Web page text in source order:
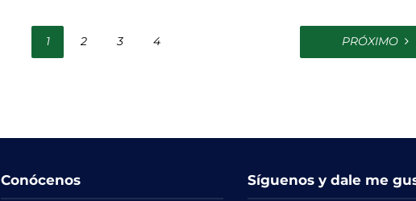
1 2 3 4 PRÓXIMO
Conócenos Síguenos y dale me